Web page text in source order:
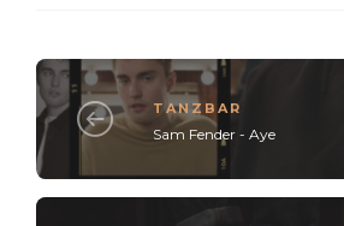
TANZBAR
Sam Fender - Aye